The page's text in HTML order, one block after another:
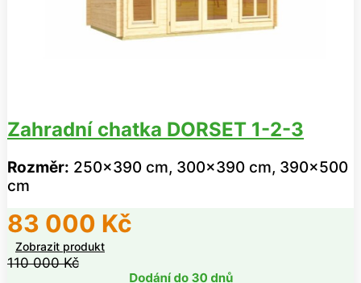
Zahradní chatka DORSET 1-2-3
Rozměr: 250x390 cm, 300x390 cm, 390x500
cm
83 000 Kč
Zobrazit produkt
110 000Kč